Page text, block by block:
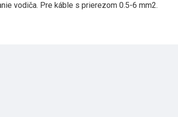
vodiča. Pre káble s prierezom 0.5-6 mm2.